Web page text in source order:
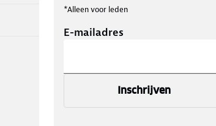
*Alleen voor leden
E-mailadres
Inschrijven